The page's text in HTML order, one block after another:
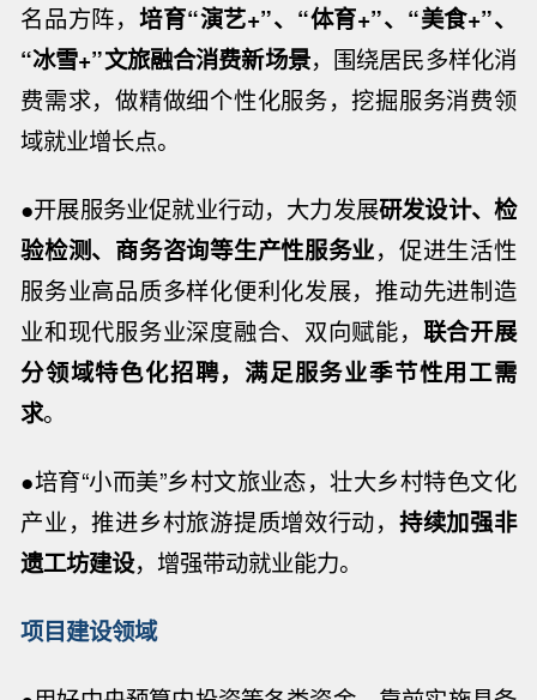
名品方阵，培育“演艺+”、“体育+”、“美食+”、
“冰雪+”文旅融合消费新场景，围绕居民多样化消
费需求，做精做细个性化服务，挖掘服务消费领
域就业增长点。
●开展服务业促就业行动，大力发展研发设计、检
验检测、商务咨询等生产性服务业，促进生活性
服务业高品质多样化便利化发展，推动先进制造
业和现代服务业深度融合、双向赋能， 联合开展
分领域特色化招聘，满足服务业季节性用工需
求。
●培育“小而美”乡村文旅业态，壮大乡村特色文化
产业，推进乡村旅游提质增效行动， 持续加强非
遗工坊建设，增强带动就业能力。
项目建设领域